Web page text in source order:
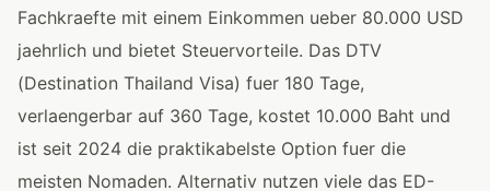
Fachkraefte mit einem Einkommen ueber 80.000 USD
jaehrlich und bietet Steuervorteile. Das DTV
(Destination Thailand Visa) fuer 180 Tage,
verlaengerbar auf 360 Tage, kostet 10.000 Baht und
ist seit 2024 die praktikabelste Option fuer die
meisten Nomaden. Alternativ nutzen viele das ED-